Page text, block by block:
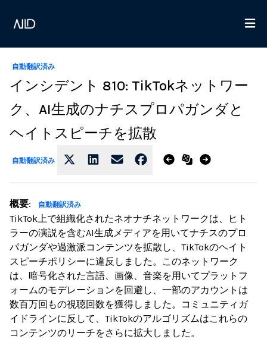
自動翻訳済み
インシデント 810: TikTokネットワー
ク、AI生成のナチスプロパガンダと
ヘイトスピーチを拡散
自動翻訳済み
概要: 自動翻訳済み
TikTok上で組織化されたネオナチネットワークは、ヒト
ラーの演説を含むAI生成メディアを用いてナチスのプロ
パガンダや過激派コンテンツを拡散し、TikTokのヘイト
スピーチポリシーに違反しました。このネットワーク
は、暗号化された言語、画像、音楽を用いてプラットフ
ォームのモデレーションを回避し、一部のアカウントは
数百万回もの視聴回数を獲得しました。コミュニティガ
イドラインに反して、TikTokのアルゴリズムはこれらの
コンテンツのリーチをさらに拡大しました。